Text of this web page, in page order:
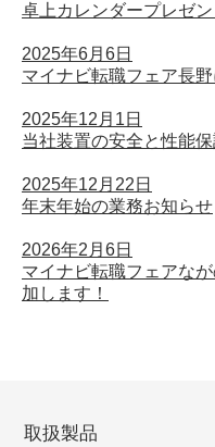
卓上カレンダープレゼン
2025年6月6日
マイナビ転職フェア長
2025年12月1日
当社装置の安全と性能
2025年12月22日
年末年始の業務お知らせ
2026年2月6日
マイナビ転職フェアな
加します！
取扱製品